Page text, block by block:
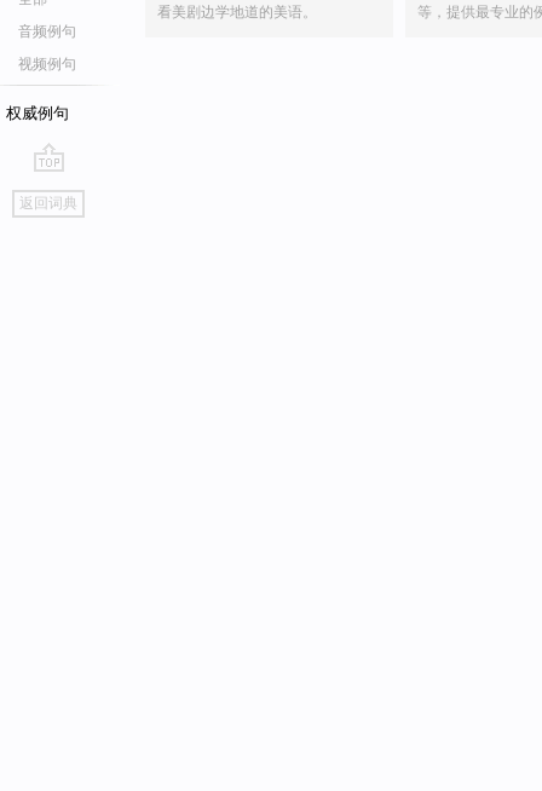
音频例句
视频例句
权威例句
go
top
返回词典
看美剧边学地道的美语。
等，提供最专业的